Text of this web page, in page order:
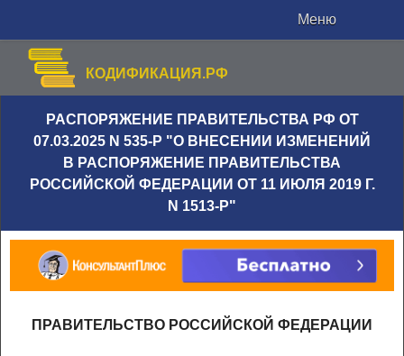
Меню
КОДИФИКАЦИЯ.РФ
РАСПОРЯЖЕНИЕ ПРАВИТЕЛЬСТВА РФ ОТ
07.03.2025 N 535-Р "О ВНЕСЕНИИ ИЗМЕНЕНИЙ
В РАСПОРЯЖЕНИЕ ПРАВИТЕЛЬСТВА
РОССИЙСКОЙ ФЕДЕРАЦИИ ОТ 11 ИЮЛЯ 2019 Г.
N 1513-Р"
ПРАВИТЕЛЬСТВО РОССИЙСКОЙ ФЕДЕРАЦИИ